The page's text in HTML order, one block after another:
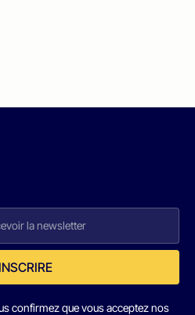
confirmez que vous acceptez nos